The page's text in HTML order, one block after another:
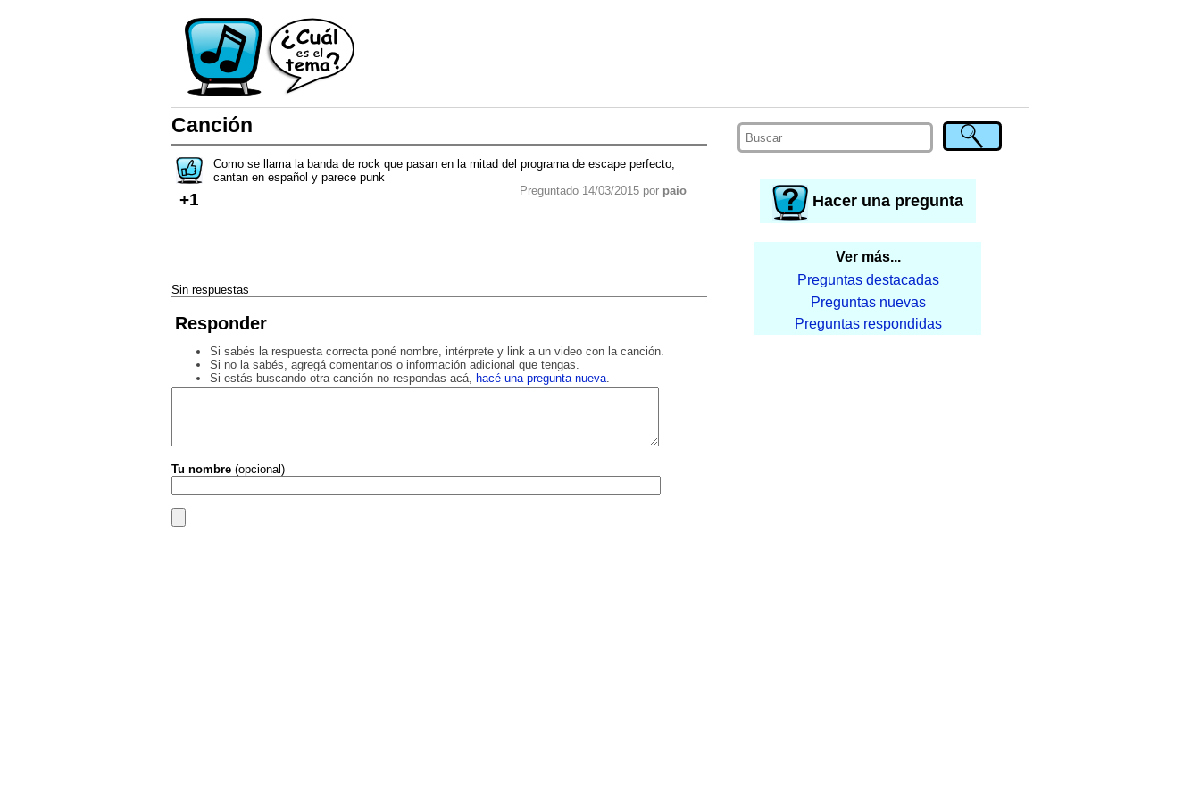
Hacer una pregunta
Ver más...
Preguntas destacadas
Preguntas nuevas
Preguntas respondidas
Canción
+1
Como se llama la banda de rock que pasan en la mitad del programa de escape perfecto,
cantan en español y parece punk
Preguntado 14/03/2015 por paio
Sin respuestas
Responder
Si sabés la respuesta correcta poné nombre, intérprete y link a un video con la canción.
Si no la sabés, agregá comentarios o información adicional que tengas.
Si estás buscando otra canción no respondas acá, hacé una pregunta nueva.
Tu nombre (opcional)